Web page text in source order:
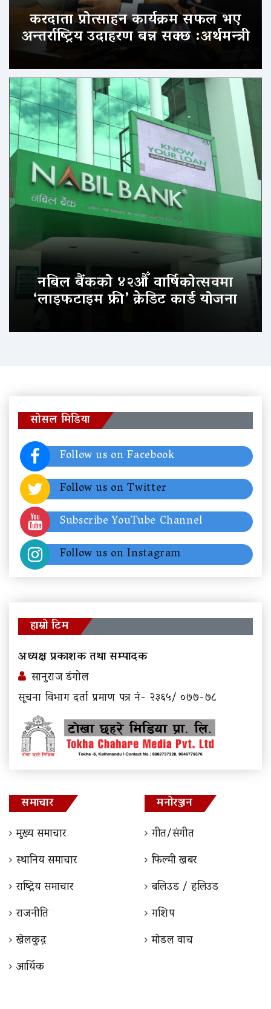
करदाता प्रोत्साहन कार्यक्रम सफल भए
अन्तर्राष्ट्रिय उदाहरण बन्न सक्छ :अर्थमन्त्री
नबिल बैंकको ४२औँ वार्षिकोत्सवमा
‘लाइफटाइम फ्री’ क्रेडिट कार्ड योजना
सोसल मिडिया
Follow us on Facebook
Follow us on Twitter
Subscribe YouTube Channel
Follow us on Instagram
हाम्रो टिम
अध्यक्ष प्रकाशक तथा सम्पादक
सानुराज डंगोल
सूचना विभाग दर्ता प्रमाण पत्र नं- २३६५/ ०७७-७८
समाचार
मुख्य समाचार
स्थानिय समाचार
राष्ट्रिय समाचार
राजनीति
खेलकुद़़
आर्थिक
मनोरञ्जन
गीत/संगीत
फिल्मी खबर
बलिउड / हलिउड
गशिप
माेडल वाच